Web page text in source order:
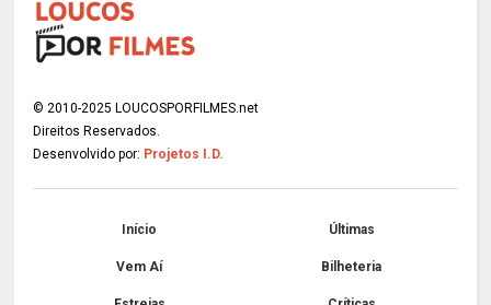
© 2010-2025 LOUCOSPORFILMES.net
Direitos Reservados.
Desenvolvido por: Projetos I.D.
Início Últimas
Vem Aí Bilheteria